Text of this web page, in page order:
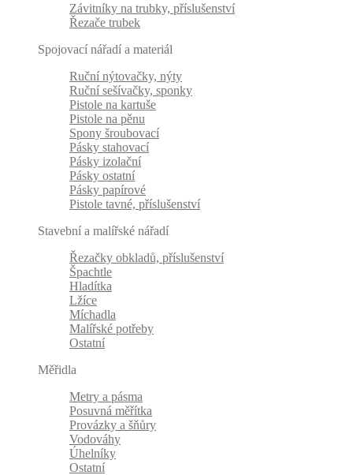
Závitníky na trubky, příslušenství
Řezače trubek
Spojovací nářadí a materiál
Ruční nýtovačky, nýty
Ruční sešívačky, sponky
Pistole na kartuše
Pistole na pěnu
Spony šroubovací
Pásky stahovací
Pásky izolační
Pásky ostatní
Pásky papírové
Pistole tavné, příslušenství
Stavební a malířské nářadí
Řezačky obkladů, příslušenství
Špachtle
Hladítka
Lžíce
Míchadla
Malířské potřeby
Ostatní
Měřidla
Metry a pásma
Posuvná měřítka
Provázky a šňůry
Vodováhy
Úhelníky
Ostatní